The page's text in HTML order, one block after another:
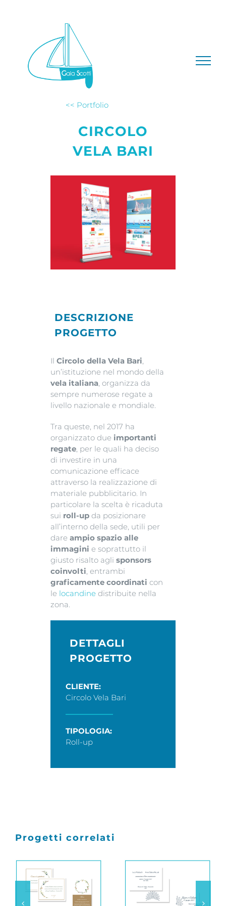
<< Portfolio
CIRCOLO
VELA BARI
DESCRIZIONE
PROGETTO
Il Circolo della Vela Bari,
un’istituzione nel mondo della
vela italiana, organizza da
sempre numerose regate a
livello nazionale e mondiale.
Tra queste, nel 2017 ha
organizzato due importanti
regate, per le quali ha deciso
di investire in una
comunicazione efficace
attraverso la realizzazione di
materiale pubblicitario. In
particolare la scelta è ricaduta
sui roll-up da posizionare
all’interno della sede, utili per
dare ampio spazio alle
immagini e soprattutto il
giusto risalto agli sponsors
coinvolti, entrambi
graficamente coordinati con
le locandine distribuite nella
zona.
DETTAGLI
PROGETTO
CLIENTE:
Circolo Vela Bari
TIPOLOGIA:
Roll-up
Progetti correlati